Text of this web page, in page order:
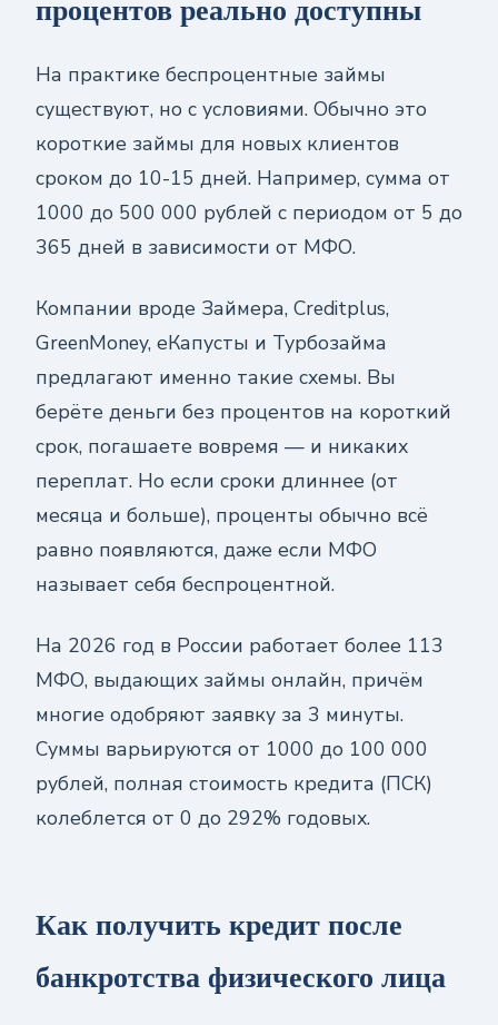
процентов реально доступны
На практике беспроцентные займы
существуют, но с условиями. Обычно это
короткие займы для новых клиентов
сроком до 10-15 дней. Например, сумма от
1000 до 500 000 рублей с периодом от 5 до
365 дней в зависимости от МФО.
Компании вроде Займера, Creditplus,
GreenMoney, еКапусты и Турбозайма
предлагают именно такие схемы. Вы
берёте деньги без процентов на короткий
срок, погашаете вовремя — и никаких
переплат. Но если сроки длиннее (от
месяца и больше), проценты обычно всё
равно появляются, даже если МФО
называет себя беспроцентной.
На 2026 год в России работает более 113
МФО, выдающих займы онлайн, причём
многие одобряют заявку за 3 минуты.
Суммы варьируются от 1000 до 100 000
рублей, полная стоимость кредита (ПСК)
колеблется от 0 до 292% годовых.
Как получить кредит после
банкротства физического лица